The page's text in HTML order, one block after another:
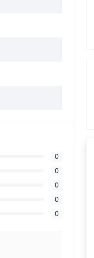
0
0
0
0
0